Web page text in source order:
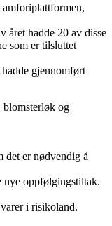
året hadde 20 av disse
som er tilsluttet
gjennomført
blomsterløk og
det er nødvendig å
nye oppfølgingstiltak.
i risikoland.